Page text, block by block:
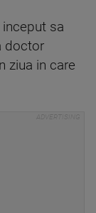
sa
doctor
ziua in care